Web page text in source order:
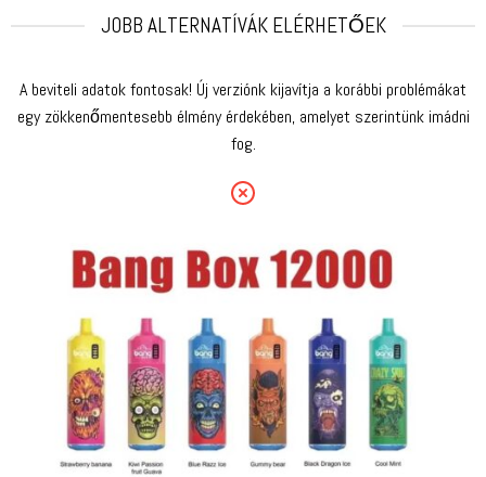
JOBB ALTERNATÍVÁK ELÉRHETŐEK
A beviteli adatok fontosak! Új verziónk kijavítja a korábbi problémákat
egy zökkenőmentesebb élmény érdekében, amelyet szerintünk imádni
fog.